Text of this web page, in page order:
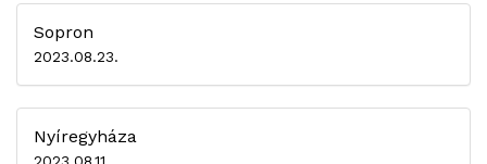
Sopron
2023.08.23.
Nyíregyháza